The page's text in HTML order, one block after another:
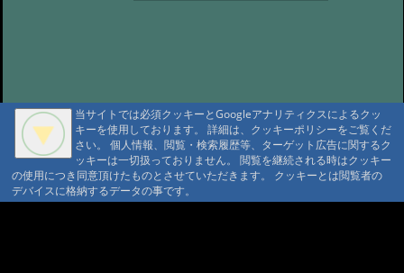
花見
@ '10 7/16 22:17
#240:花を楽しむ会 @ '10 7/13 22:32
#239:唐沢林道の復旧 @ '10 7/5 20:48
#238:雷と大雨 @ '10 7/2 21:16
当サイトでは必須クッキーとGoogleアナリティクスによるクッ
キーを使用しております。 詳細は、クッキーポリシーをご覧くだ
さい。 個人情報、閲覧・検索履歴等、ターゲット広告に関するク
ッキーは一切扱っておりません。 閲覧を継続される時はクッキー
の使用につき同意頂けたものとさせていただきます。 クッキーとは閲覧者の
デバイスに格納するデータの事です。